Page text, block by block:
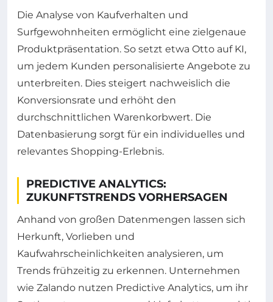
Die Analyse von Kaufverhalten und
Surfgewohnheiten ermöglicht eine zielgenaue
Produktpräsentation. So setzt etwa Otto auf KI,
um jedem Kunden personalisierte Angebote zu
unterbreiten. Dies steigert nachweislich die
Konversionsrate und erhöht den
durchschnittlichen Warenkorbwert. Die
Datenbasierung sorgt für ein individuelles und
relevantes Shopping-Erlebnis.
PREDICTIVE ANALYTICS:
ZUKUNFTSTRENDS VORHERSAGEN
Anhand von großen Datenmengen lassen sich
Herkunft, Vorlieben und
Kaufwahrscheinlichkeiten analysieren, um
Trends frühzeitig zu erkennen. Unternehmen
wie Zalando nutzen Predictive Analytics, um ihr